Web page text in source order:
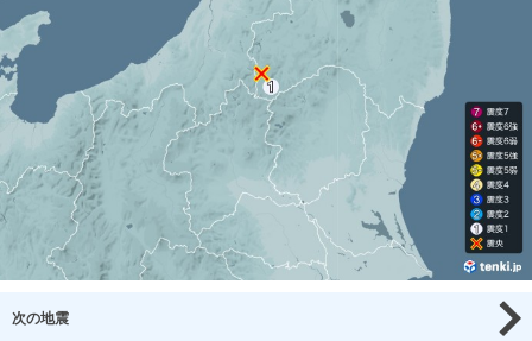
次の地震